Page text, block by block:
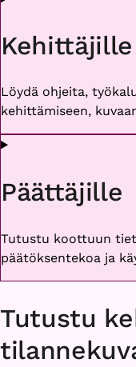
Kehittäjille
Löydä ohjeita,
kehittämiseen,
Päättäjille
Tutustu koottuun
päätöksentekoa ja
Tutustu